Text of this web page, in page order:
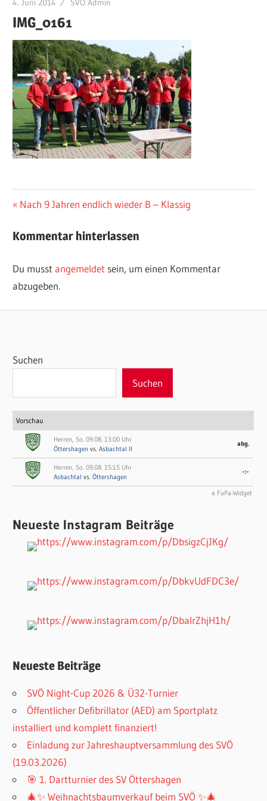
4. Juni 2014 SVÖ Admin
IMG_0161
Beitragsnavigation
Vorheriger
Nach 9 Jahren endlich wieder B – Klassig
Kommentar hinterlassen
Du musstangemeldet sein, um einen Kommentar
abzugeben.
Suchen
Suchen
Vorschau
Herren, So. 09.08. 13:00 Uhr
Öttershagenvs.Asbachtal II
abg.
Herren, So. 09.08. 15:15 Uhr
Asbachtal vs.Öttershagen
-:-
© FuPa-Widget
Neueste Instagram Beiträge
Neueste Beiträge
SVÖ Night-Cup 2026 & Ü32-Turnier
Öffentlicher Defibrillator (AED) am Sportplatz
installiert und komplett finanziert!
Einladung zur Jahreshauptversammlung des SVÖ
(19.03.2026)
🎯 1. Dartturnier des SV Öttershagen
🎄✨ Weihnachtsbaumverkauf beim SVÖ ✨🎄